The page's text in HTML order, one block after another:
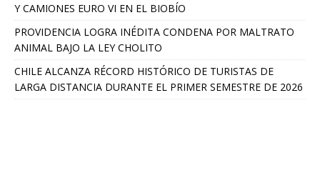
Y CAMIONES EURO VI EN EL BIOBÍO
PROVIDENCIA LOGRA INÉDITA CONDENA POR MALTRATO
ANIMAL BAJO LA LEY CHOLITO
CHILE ALCANZA RÉCORD HISTÓRICO DE TURISTAS DE
LARGA DISTANCIA DURANTE EL PRIMER SEMESTRE DE 2026